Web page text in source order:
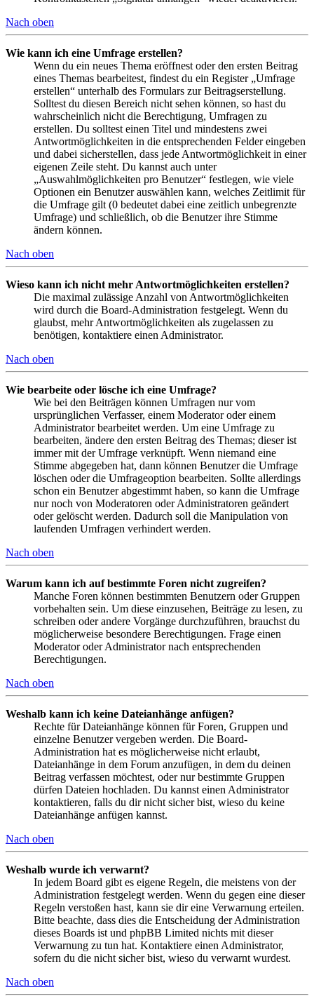
Nach oben
Wie kann ich eine Umfrage erstellen?
Wenn du ein neues Thema eröffnest oder den ersten Beitrag
eines Themas bearbeitest, findest du ein Register „Umfrage
erstellen“ unterhalb des Formulars zur Beitragserstellung.
Solltest du diesen Bereich nicht sehen können, so hast du
wahrscheinlich nicht die Berechtigung, Umfragen zu
erstellen. Du solltest einen Titel und mindestens zwei
Antwortmöglichkeiten in die entsprechenden Felder eingeben
und dabei sicherstellen, dass jede Antwortmöglichkeit in einer
eigenen Zeile steht. Du kannst auch unter
„Auswahlmöglichkeiten pro Benutzer“ festlegen, wie viele
Optionen ein Benutzer auswählen kann, welches Zeitlimit für
die Umfrage gilt (0 bedeutet dabei eine zeitlich unbegrenzte
Umfrage) und schließlich, ob die Benutzer ihre Stimme
ändern können.
Nach oben
Wieso kann ich nicht mehr Antwortmöglichkeiten erstellen?
Die maximal zulässige Anzahl von Antwortmöglichkeiten
wird durch die Board-Administration festgelegt. Wenn du
glaubst, mehr Antwortmöglichkeiten als zugelassen zu
benötigen, kontaktiere einen Administrator.
Nach oben
Wie bearbeite oder lösche ich eine Umfrage?
Wie bei den Beiträgen können Umfragen nur vom
ursprünglichen Verfasser, einem Moderator oder einem
Administrator bearbeitet werden. Um eine Umfrage zu
bearbeiten, ändere den ersten Beitrag des Themas; dieser ist
immer mit der Umfrage verknüpft. Wenn niemand eine
Stimme abgegeben hat, dann können Benutzer die Umfrage
löschen oder die Umfrageoption bearbeiten. Sollte allerdings
schon ein Benutzer abgestimmt haben, so kann die Umfrage
nur noch von Moderatoren oder Administratoren geändert
oder gelöscht werden. Dadurch soll die Manipulation von
laufenden Umfragen verhindert werden.
Nach oben
Warum kann ich auf bestimmte Foren nicht zugreifen?
Manche Foren können bestimmten Benutzern oder Gruppen
vorbehalten sein. Um diese einzusehen, Beiträge zu lesen, zu
schreiben oder andere Vorgänge durchzuführen, brauchst du
möglicherweise besondere Berechtigungen. Frage einen
Moderator oder Administrator nach entsprechenden
Berechtigungen.
Nach oben
Weshalb kann ich keine Dateianhänge anfügen?
Rechte für Dateianhänge können für Foren, Gruppen und
einzelne Benutzer vergeben werden. Die Board-
Administration hat es möglicherweise nicht erlaubt,
Dateianhänge in dem Forum anzufügen, in dem du deinen
Beitrag verfassen möchtest, oder nur bestimmte Gruppen
dürfen Dateien hochladen. Du kannst einen Administrator
kontaktieren, falls du dir nicht sicher bist, wieso du keine
Dateianhänge anfügen kannst.
Nach oben
Weshalb wurde ich verwarnt?
In jedem Board gibt es eigene Regeln, die meistens von der
Administration festgelegt werden. Wenn du gegen eine dieser
Regeln verstoßen hast, kann sie dir eine Verwarnung erteilen.
Bitte beachte, dass dies die Entscheidung der Administration
dieses Boards ist und phpBB Limited nichts mit dieser
Verwarnung zu tun hat. Kontaktiere einen Administrator,
sofern du die nicht sicher bist, wieso du verwarnt wurdest.
Nach oben